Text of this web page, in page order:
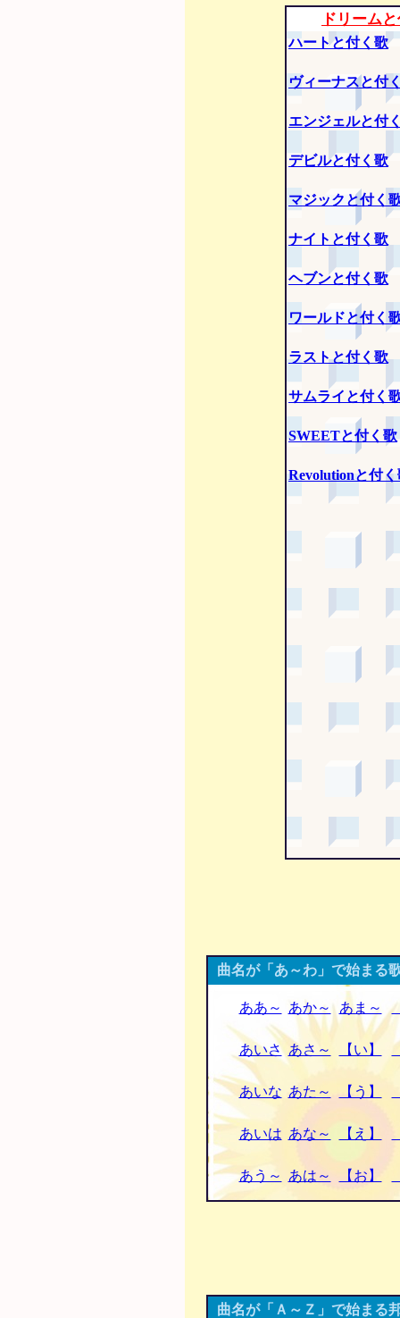
ドリーム
ハートと付く歌
ヴィーナスと付
エンジェルと付
デビルと付く歌
マジックと付く
ナイトと付く歌
ヘブンと付く歌
ワールドと付く
ラストと付く歌
サムライと付く
SWEETと付く歌
Revolutionと付く
曲名が「あ～わ」で始まる
ああ～ あか～ あま～
あいさ あさ～ 【い】
あいな あた～ 【う】
あいは あな～ 【え】
あう～ あは～ 【お】
曲名が「Ａ～Ｚ」で始まる